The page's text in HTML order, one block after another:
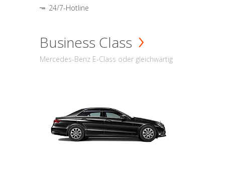
24/7-Hotline
Business Class
Mercedes-Benz E-Class oder gleichwärtig